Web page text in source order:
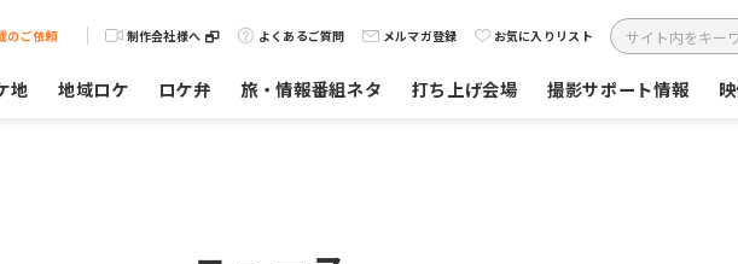
のご依頼 制作会社様へ よくあるご質問 メルマガ登録 お気に入りリスト
地 地域ロケ ロケ弁 旅・情報番組ネタ 打ち上げ会場 撮影サポート情報